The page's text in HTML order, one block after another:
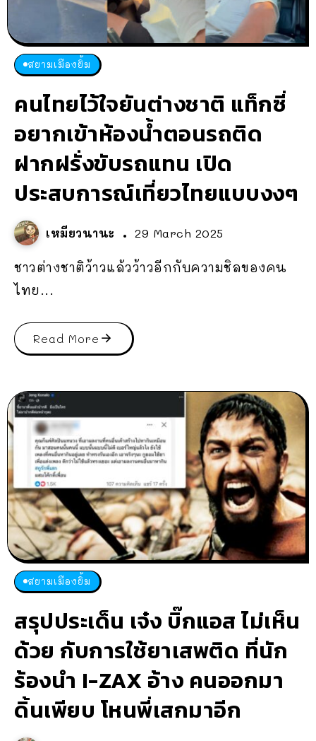
สยามเมืองยิ้ม
คนไทยไว้ใจยันต่างชาติ แท็กซี่
อยากเข้าห้องน้ำตอนรถติด
ฝากฝรั่งขับรถแทน เปิด
ประสบการณ์เที่ยวไทยแบบงงๆ
เหมียวนานะ 29 March 2025
ชาวต่างชาติว้าวแล้วว้าวอีกกับความชิลของคน
ไทย...
Read More
สยามเมืองยิ้ม
สรุปประเด็น เจ๋ง บิ๊กแอส ไม่เห็น
ด้วย กับการใช้ยาเสพติด ที่นัก
ร้องนำ I-ZAX อ้าง คนออกมา
ดิ้นเพียบ โหนพี่เสกมาอีก